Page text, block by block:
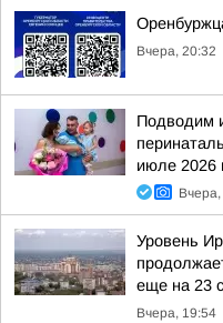
Вчера, 20:32
Подводим
июле 2026
Уровень
еще на 23
Вчера, 19:54